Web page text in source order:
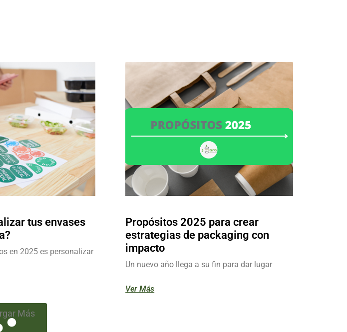
tus envases
en 2025 es personalizar
Propósitos 2025 para crear
estrategias de packaging con
impacto
Un nuevo año llega a su fin para dar lugar
Ver Más
Más